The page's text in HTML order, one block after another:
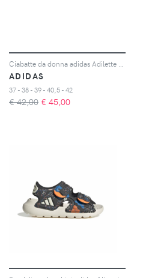
ADIDAS
37 - 38 - 39 - 40,5 - 42
€ 42,00 € 45,00